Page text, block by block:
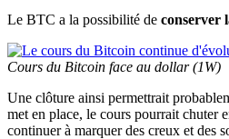
Le BTC a la possibilité de conserver
Cours du Bitcoin face au dollar (1W)
Une clôture ainsi permettrait
met en place, le cours pourrait chuter
continuer à marquer des creux et des